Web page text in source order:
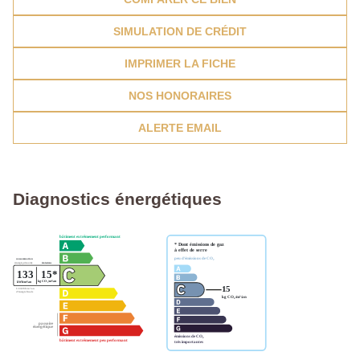
SIMULATION DE CRÉDIT
IMPRIMER LA FICHE
NOS HONORAIRES
ALERTE EMAIL
Diagnostics énergétiques